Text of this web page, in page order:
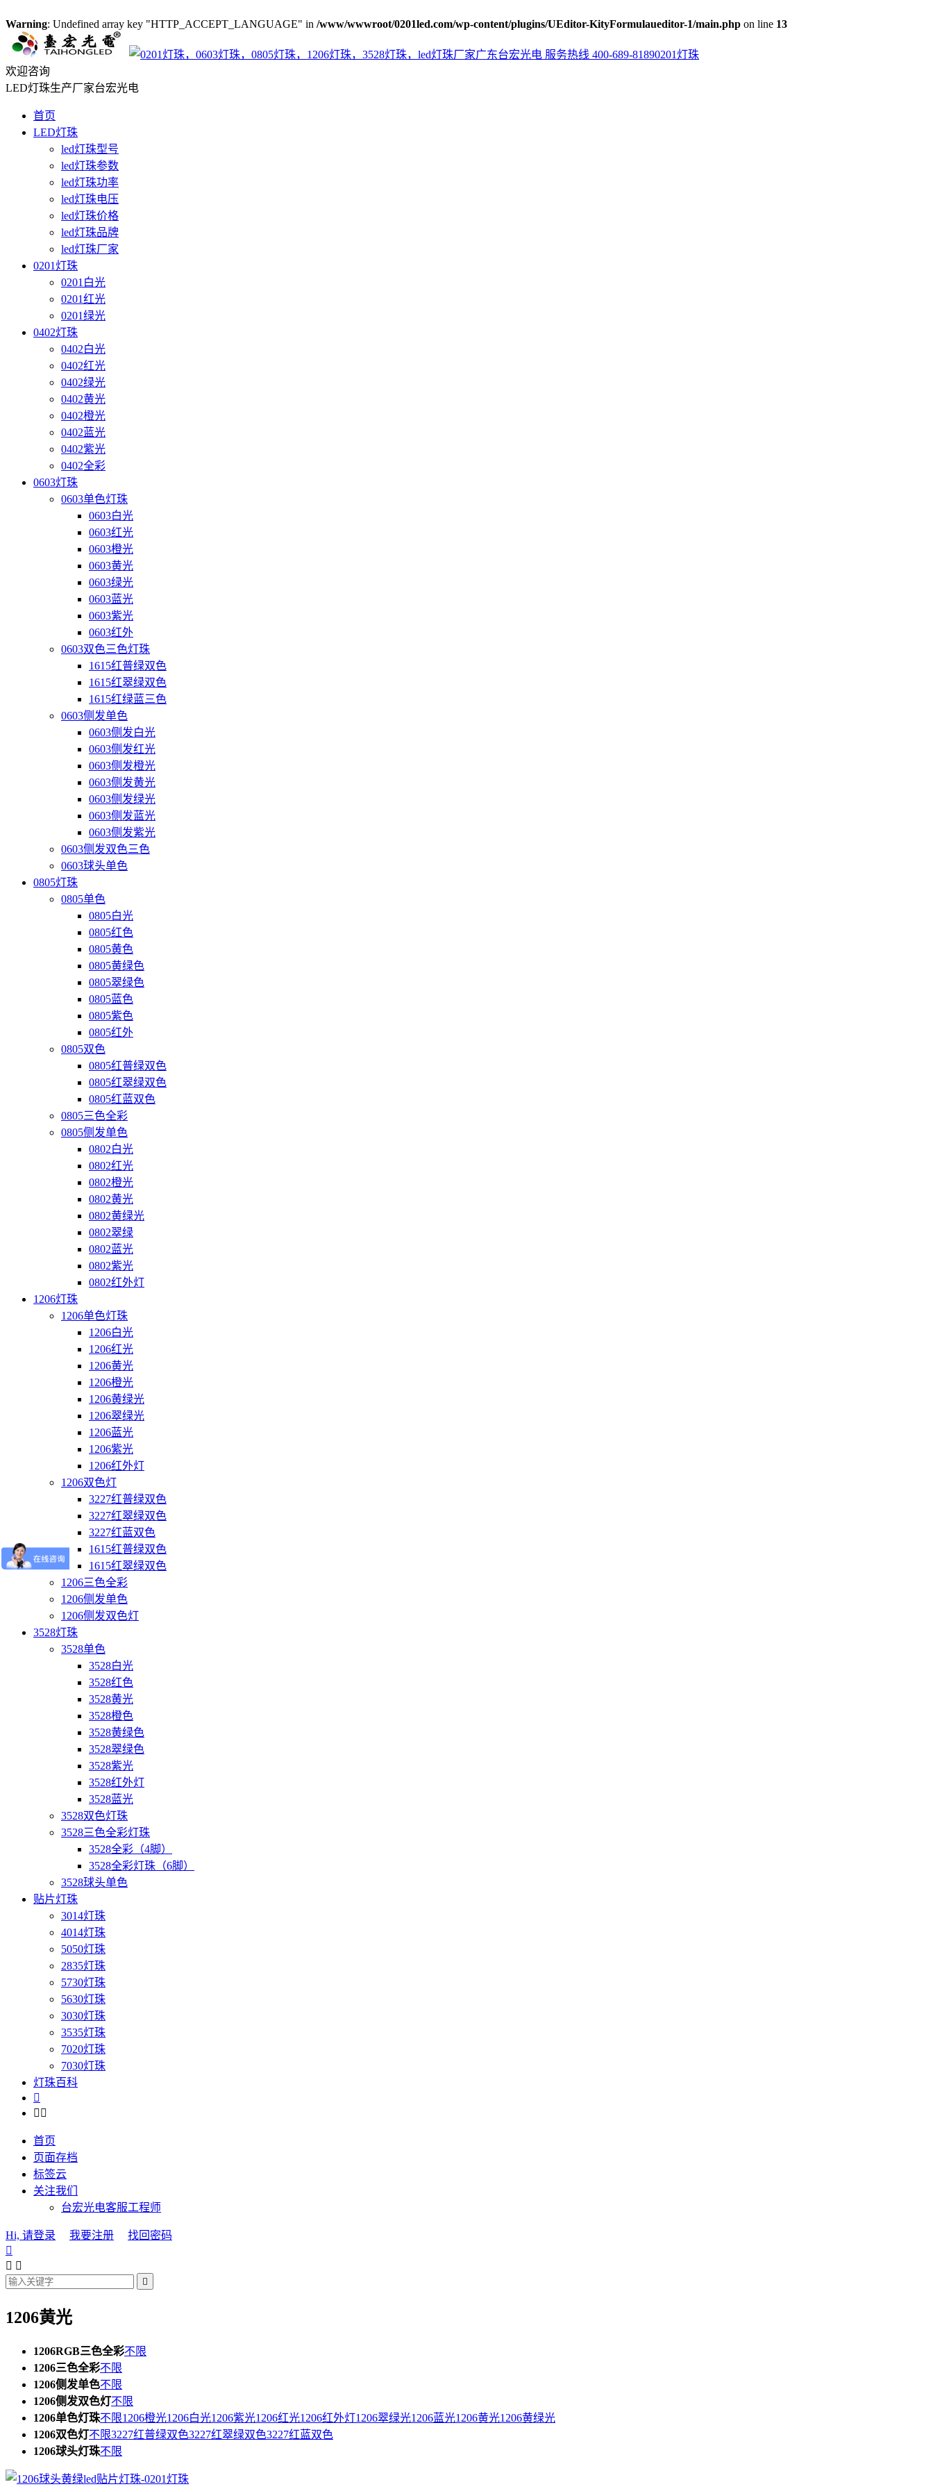
Warning: Undefined array key "HTTP_ACCEPT_LANGUAGE" in /www/wwwroot/0201led.com/wp-content/plugins/UEditor-KityFormulaueditor-1/main.php on line 13
0201灯珠
欢迎咨询
LED灯珠生产厂家台宏光电
首页
LED灯珠
led灯珠型号
led灯珠参数
led灯珠功率
led灯珠电压
led灯珠价格
led灯珠品牌
led灯珠厂家
0201灯珠
0201白光
0201红光
0201绿光
0402灯珠
0402白光
0402红光
0402绿光
0402黄光
0402橙光
0402蓝光
0402紫光
0402全彩
0603灯珠
0603单色灯珠
0603白光
0603红光
0603橙光
0603黄光
0603绿光
0603蓝光
0603紫光
0603红外
0603双色三色灯珠
1615红普绿双色
1615红翠绿双色
1615红绿蓝三色
0603侧发单色
0603侧发白光
0603侧发红光
0603侧发橙光
0603侧发黄光
0603侧发绿光
0603侧发蓝光
0603侧发紫光
0603侧发双色三色
0603球头单色
0805灯珠
0805单色
0805白光
0805红色
0805黄色
0805黄绿色
0805翠绿色
0805蓝色
0805紫色
0805红外
0805双色
0805红普绿双色
0805红翠绿双色
0805红蓝双色
0805三色全彩
0805侧发单色
0802白光
0802红光
0802橙光
0802黄光
0802黄绿光
0802翠绿
0802蓝光
0802紫光
0802红外灯
1206灯珠
1206单色灯珠
1206白光
1206红光
1206黄光
1206橙光
1206黄绿光
1206翠绿光
1206蓝光
1206紫光
1206红外灯
1206双色灯
3227红普绿双色
3227红翠绿双色
3227红蓝双色
1615红普绿双色
1615红翠绿双色
1206三色全彩
1206侧发单色
1206侧发双色灯
3528灯珠
3528单色
3528白光
3528红色
3528黄光
3528橙色
3528黄绿色
3528翠绿色
3528紫光
3528红外灯
3528蓝光
3528双色灯珠
3528三色全彩灯珠
3528全彩（4脚）
3528全彩灯珠（6脚）
3528球头单色
贴片灯珠
3014灯珠
4014灯珠
5050灯珠
2835灯珠
5730灯珠
5630灯珠
3030灯珠
3535灯珠
7020灯珠
7030灯珠
灯珠百科

 
首页
页面存档
标签云
关注我们
台宏光电客服工程师
Hi, 请登录 我要注册
找回密码

 

1206黄光
1206RGB三色全彩不限
1206三色全彩不限
1206侧发单色不限
1206侧发双色灯不限
1206单色灯珠不限1206橙光1206白光1206紫光1206红光1206红外灯1206翠绿光1206蓝光1206黄光1206黄绿光
1206双色灯不限3227红普绿双色3227红翠绿双色3227红蓝双色
1206球头灯珠不限